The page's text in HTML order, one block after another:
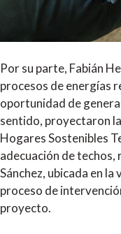
Por su parte, Fabián
procesos de energías
oportunidad de
sentido, proyectaron
Hogares Sostenibles
adecuación de techos,
Sánchez, ubicada en
proceso de
proyecto.